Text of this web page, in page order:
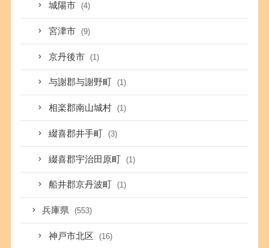
城陽市 (4)
宮津市 (9)
京丹後市 (1)
与謝郡与謝野町 (1)
相楽郡南山城村 (1)
綴喜郡井手町 (3)
綴喜郡宇治田原町 (1)
船井郡京丹波町 (1)
兵庫県 (553)
神戸市北区 (16)